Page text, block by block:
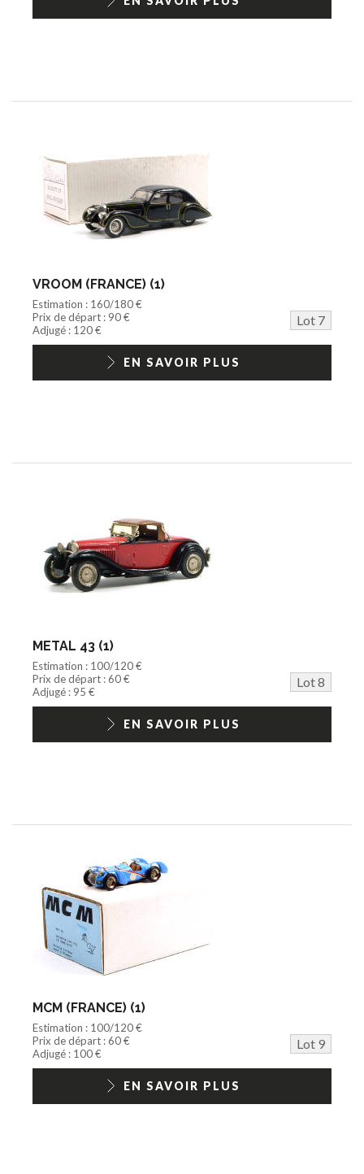
VROOM (FRANCE) (1)
Estimation : 160/180 €
Prix de départ : 90 €
Lot 7
Adjugé : 120 €
EN SAVOIR PLUS
METAL 43 (1)
Estimation : 100/120 €
Prix de départ : 60 €
Lot 8
Adjugé : 95 €
EN SAVOIR PLUS
MCM (FRANCE) (1)
Estimation : 100/120 €
Prix de départ : 60 €
Lot 9
Adjugé : 100 €
EN SAVOIR PLUS